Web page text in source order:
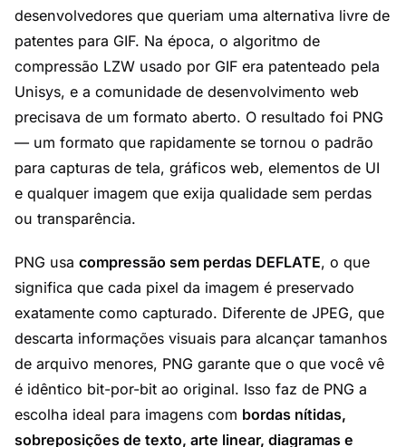
desenvolvedores que queriam uma alternativa livre de
patentes para GIF. Na época, o algoritmo de
compressão LZW usado por GIF era patenteado pela
Unisys, e a comunidade de desenvolvimento web
precisava de um formato aberto. O resultado foi PNG
— um formato que rapidamente se tornou o padrão
para capturas de tela, gráficos web, elementos de UI
e qualquer imagem que exija qualidade sem perdas
ou transparência.
PNG usa compressão sem perdas DEFLATE, o que
significa que cada pixel da imagem é preservado
exatamente como capturado. Diferente de JPEG, que
descarta informações visuais para alcançar tamanhos
de arquivo menores, PNG garante que o que você vê
é idêntico bit-por-bit ao original. Isso faz de PNG a
escolha ideal para imagens com bordas nítidas,
sobreposições de texto, arte linear, diagramas e